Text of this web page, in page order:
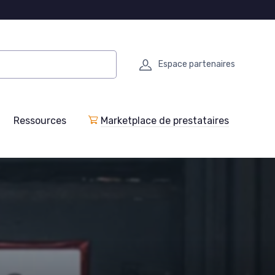
Espace partenaires
Ressources Marketplace de prestataires